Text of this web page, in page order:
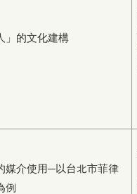
」的文化建構
媒介使用─以台北市菲律
例